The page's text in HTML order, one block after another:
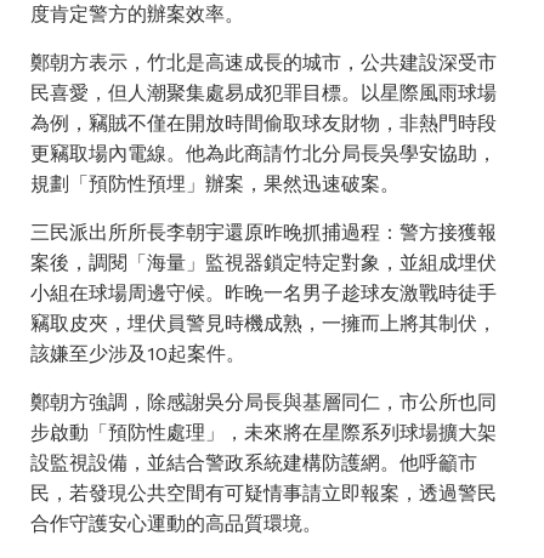
度肯定警方的辦案效率。
鄭朝方表示，竹北是高速成長的城市，公共建設深受市
民喜愛，但人潮聚集處易成犯罪目標。以星際風雨球場
為例，竊賊不僅在開放時間偷取球友財物，非熱門時段
更竊取場內電線。他為此商請竹北分局長吳學安協助，
規劃「預防性預埋」辦案，果然迅速破案。
三民派出所所長李朝宇還原昨晚抓捕過程：警方接獲報
案後，調閱「海量」監視器鎖定特定對象，並組成埋伏
小組在球場周邊守候。昨晚一名男子趁球友激戰時徒手
竊取皮夾，埋伏員警見時機成熟，一擁而上將其制伏，
該嫌至少涉及10起案件。
鄭朝方強調，除感謝吳分局長與基層同仁，市公所也同
步啟動「預防性處理」，未來將在星際系列球場擴大架
設監視設備，並結合警政系統建構防護網。他呼籲市
民，若發現公共空間有可疑情事請立即報案，透過警民
合作守護安心運動的高品質環境。